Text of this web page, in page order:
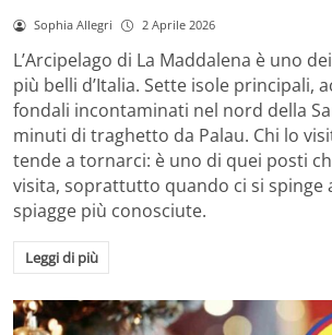
Sophia Allegri 2 Aprile 2026
L’Arcipelago di La Maddalena è uno
più belli d’Italia. Sette isole principali,
fondali incontaminati nel nord della
minuti di traghetto da Palau. Chi lo
tende a tornarci: è uno di quei posti
visita, soprattutto quando ci si spinge
spiagge più conosciute.
Leggi di più